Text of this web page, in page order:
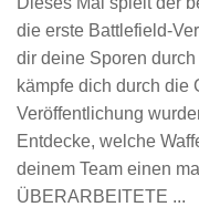
die erste Battlefield-
dir deine Sporen
kämpfe dich durch die
Veröffentlichung
Entdecke, welche
deinem Team einen
ÜBERARBEITETE ...